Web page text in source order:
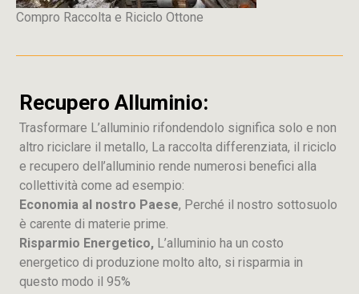
Compro Raccolta e Riciclo Ottone
Recupero Alluminio:
Trasformare L’alluminio rifondendolo significa solo e non
altro riciclare il metallo, La raccolta differenziata, il riciclo
e recupero dell’alluminio rende numerosi benefici alla
collettività come ad esempio:
Economia al nostro Paese, Perché il nostro sottosuolo
è carente di materie prime.
Risparmio Energetico, L’alluminio ha un costo
energetico di produzione molto alto, si risparmia in
questo modo il 95%